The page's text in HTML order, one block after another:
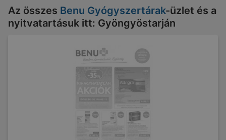
Az összes Benu Gyógyszertárak-üzlet és a
nyitvatartásuk itt: Gyöngyöstarján